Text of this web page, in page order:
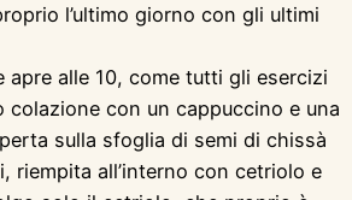
l’ultimo giorno con gli ultimi
apre alle 10, come tutti gli esercizi
colazione con un cappuccino e una
sulla sfoglia di semi di chissà
riempita all’interno con cetriolo e